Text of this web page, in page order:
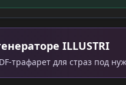
ILLUSTRI
трафарет для страз под